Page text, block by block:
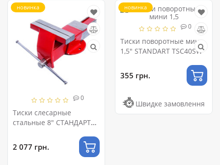
новинка
0
Тиски слесарные
стальные 8" СТАНДАРТ
2 077 грн.
новинка
0
Тиски поворотные мини
1,5" STANDART TSC40SW
355 грн.
Швидке замовлення